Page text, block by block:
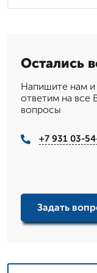
Остались
Напишите нам
ответим на все
вопросы
+7 931 03-
Задать